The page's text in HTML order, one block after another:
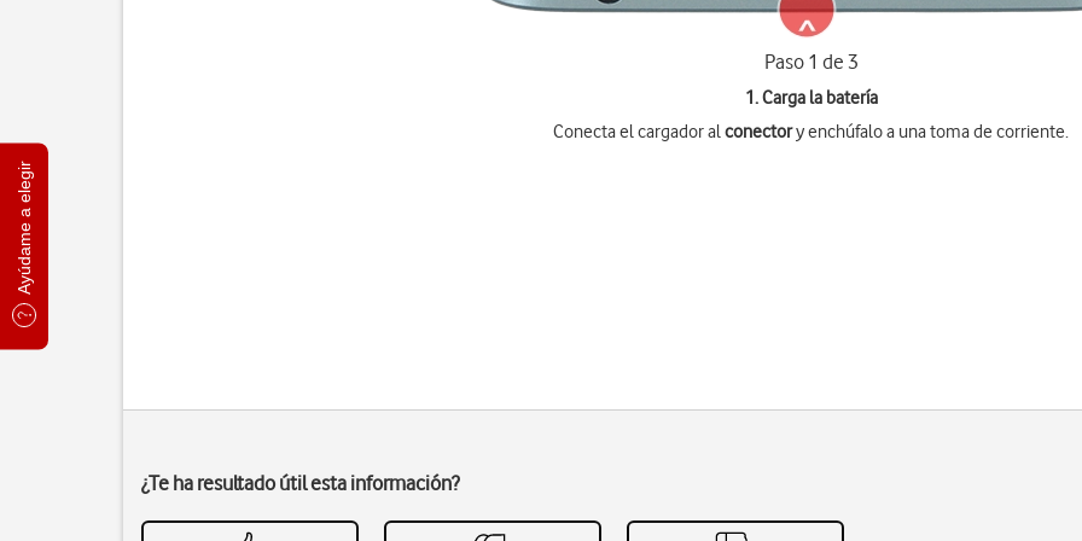
Ayúdame a elegir
Paso 1 de 3
1. Carga la batería
Conecta el cargador alconectory enchúfalo a una toma de corriente.
¿Te ha resultado útil esta información?